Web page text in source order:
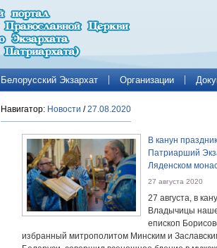
Белорусский Экзархат Организации
Навигатор: Новости /27.08.2020
В канун
Патриарший
Ляденском
27 августа 2020
27 августа, в
Владычицы
епископ
избранный митрополитом Минским и